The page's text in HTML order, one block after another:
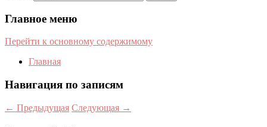
Главное меню
Перейти к основному содержимому
Главная
Навигация по записям
← Предыдущая Следующая →